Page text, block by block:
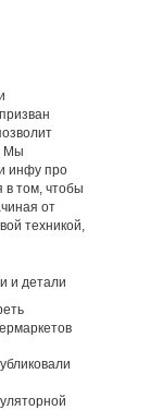
Мы
инфу про
в том, чтобы
от
техникой,
и детали